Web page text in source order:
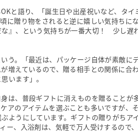
と語り、「誕生日や出産祝いなど、タイ
に贈り物をされると逆に嬉しい気持ちに
』、という気持ちが一番大切！ 少し遅
う。「最近は、パッケージ自体が素敵に
増えているので、贈る相手との関係に合
います」。
は、普段ギフトに消えものを贈ることが
アのアイテムを選ぶことも多いですが、
ようにしています。ギフトの贈りがちア
ー、入浴剤は、気軽で万人受けするので